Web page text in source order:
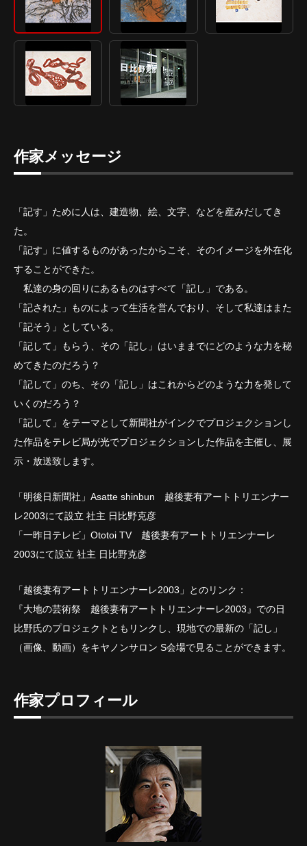
作家メッセージ
「記す」ために人は、建造物、絵、文字、などを産みだしてき
た。
「記す」に値するものがあったからこそ、そのイメージを外在化
することができた。
私達の身の回りにあるものはすべて「記し」である。
「記された」ものによって生活を営んでおり、そして私達はまた
「記そう」としている。
「記して」もらう、その「記し」はいままでにどのような力を秘
めてきたのだろう？
「記して」のち、その「記し」はこれからどのような力を発して
いくのだろう？
「記して」をテーマとして新聞社がインクでプロジェクションし
た作品をテレビ局が光でプロジェクションした作品を主催し、展
示・放送致します。
「明後日新聞社」Asatte shinbun 越後妻有アートトリエンナー
レ2003にて設立 社主 日比野克彦
「一昨日テレビ」Ototoi TV 越後妻有アートトリエンナーレ
2003にて設立 社主 日比野克彦
「越後妻有アートトリエンナーレ2003」とのリンク：
『大地の芸術祭 越後妻有アートトリエンナーレ2003』での日
比野氏のプロジェクトともリンクし、現地での最新の「記し」
（画像、動画）をキヤノンサロン S会場で見ることができます。
作家プロフィール